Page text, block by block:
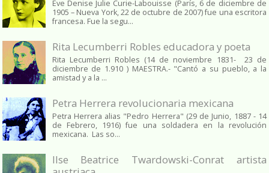
Ève Denise Julie Curie-Labouisse (París, 6 de diciembre de
1905 – Nueva York, 22 de octubre de 2007) fue una escritora
francesa. Fue la segu...
Rita Lecumberri Robles educadora y poeta
Rita Lecumberri Robles (14 de noviembre 1831- 23 de
diciembre de 1.910 ) MAESTRA.- "Cantó a su pueblo, a la
amistad y a la ...
Petra Herrera revolucionaria mexicana
Petra Herrera alias "Pedro Herrera" (29 de Junio, 1887 - 14
de Febrero, 1916) fue una soldadera en la revolución
mexicana. Las so...
Ilse Beatrice Twardowski-Conrat artista